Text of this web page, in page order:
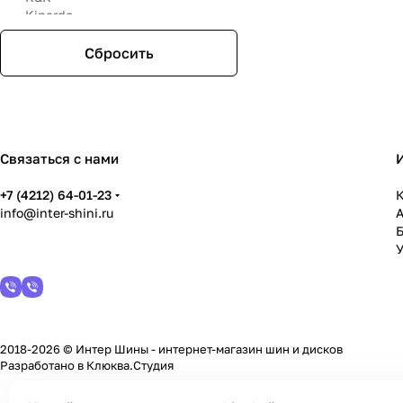
Kipardo
LegeArtis
Sakura Wheels
Trebl
Venti
Евродиск
СКАД
Сбросить
Связаться с нами
+7 (4212) 64-01-23
info@inter-shini.ru
2018-2026 © Интер Шины - интернет-магазин шин и дисков
Разработано в Клюква.Студия